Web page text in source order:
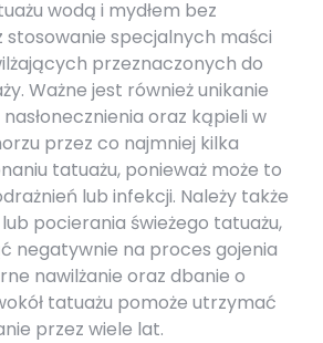
wodą i mydłem bez
specjalnych maści
przeznaczonych do
Ważne jest również unikanie
oraz kąpieli w
przez co najmniej kilka
tatuażu, ponieważ może to
lub infekcji. Należy także
pocierania świeżego tatuażu,
negatywnie na proces gojenia
nawilżanie oraz dbanie o
tatuażu pomoże utrzymać
przez wiele lat.